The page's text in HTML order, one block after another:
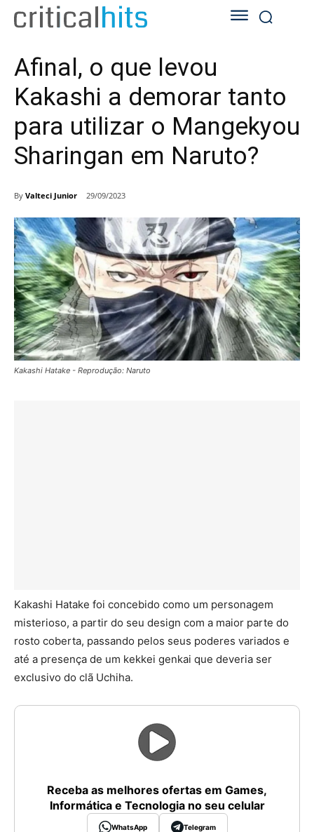
Afinal, o que levou
Kakashi a demorar tanto
para utilizar o Mangekyou
Sharingan em Naruto?
By Valteci Junior 29/09/2023
Kakashi Hatake - Reprodução: Naruto
Kakashi Hatake foi concebido como um personagem
misterioso, a partir do seu design com a maior parte do
rosto coberta, passando pelos seus poderes variados e
até a presença de um kekkei genkai que deveria ser
exclusivo do clã Uchiha.
Receba as melhores ofertas em Games,
Informática e Tecnologia no seu celular
WhatsApp Telegram